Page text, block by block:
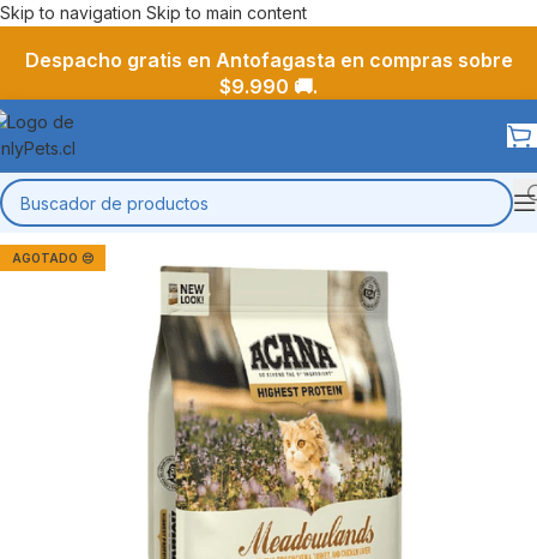
Skip to navigation Skip to main content
Despacho gratis en Antofagasta en compras sobre
$9.990 🚚.
AGOTADO 😔